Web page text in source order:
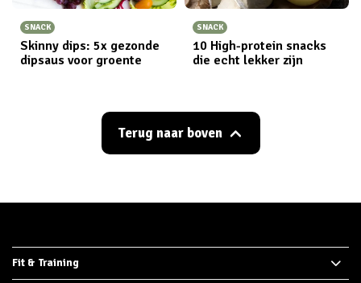
SNACK
Skinny dips: 5x gezonde
dipsaus voor groente
SNACK
10 High-protein snacks
die echt lekker zijn
Terug naar boven
Fit & Training